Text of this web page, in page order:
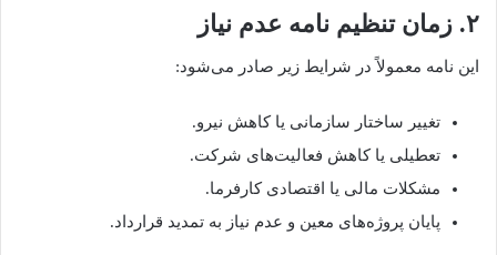
۲. زمان تنظیم نامه عدم نیاز
این نامه معمولاً در شرایط زیر صادر می‌شود:
تغییر ساختار سازمانی یا کاهش نیرو.
تعطیلی یا کاهش فعالیت‌های شرکت.
مشکلات مالی یا اقتصادی کارفرما.
پایان پروژه‌های معین و عدم نیاز به تمدید قرارداد.